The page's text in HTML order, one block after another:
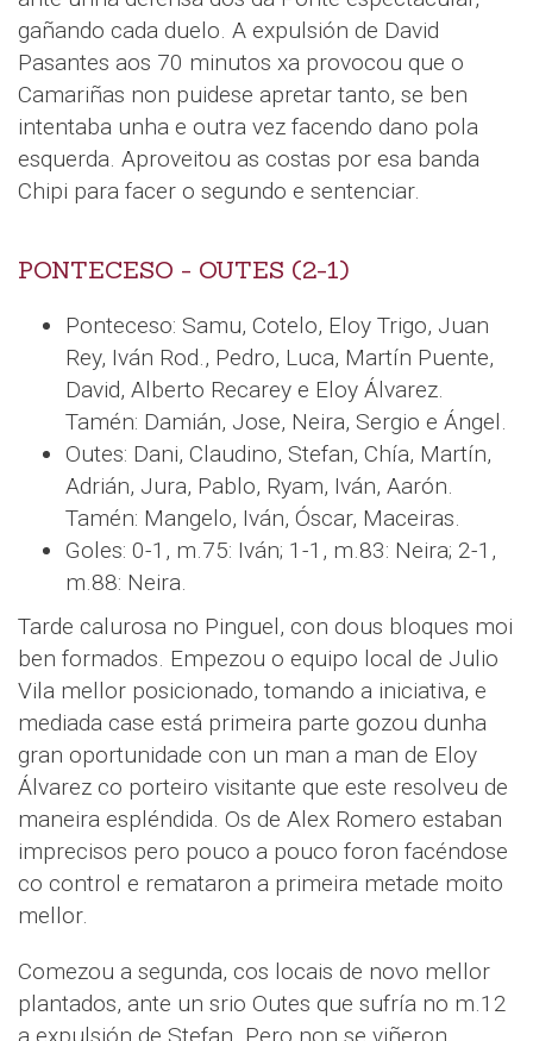
gañando cada duelo. A expulsión de David
Pasantes aos 70 minutos xa provocou que o
Camariñas non puidese apretar tanto, se ben
intentaba unha e outra vez facendo dano pola
esquerda. Aproveitou as costas por esa banda
Chipi para facer o segundo e sentenciar.
PONTECESO - OUTES (2-1)
Ponteceso: Samu, Cotelo, Eloy Trigo, Juan
Rey, Iván Rod., Pedro, Luca, Martín Puente,
David, Alberto Recarey e Eloy Álvarez.
Tamén: Damián, Jose, Neira, Sergio e Ángel.
Outes: Dani, Claudino, Stefan, Chía, Martín,
Adrián, Jura, Pablo, Ryam, Iván, Aarón.
Tamén: Mangelo, Iván, Óscar, Maceiras.
Goles: 0-1, m.75: Iván; 1-1, m.83: Neira; 2-1,
m.88: Neira.
Tarde calurosa no Pinguel, con dous bloques moi
ben formados. Empezou o equipo local de Julio
Vila mellor posicionado, tomando a iniciativa, e
mediada case está primeira parte gozou dunha
gran oportunidade con un man a man de Eloy
Álvarez co porteiro visitante que este resolveu de
maneira espléndida. Os de Alex Romero estaban
imprecisos pero pouco a pouco foron facéndose
co control e remataron a primeira metade moito
mellor.
Comezou a segunda, cos locais de novo mellor
plantados, ante un srio Outes que sufría no m.12
a expulsión de Stefan. Pero non se viñeron